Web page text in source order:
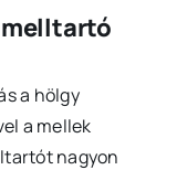
a hölgy
a mellek
nagyon